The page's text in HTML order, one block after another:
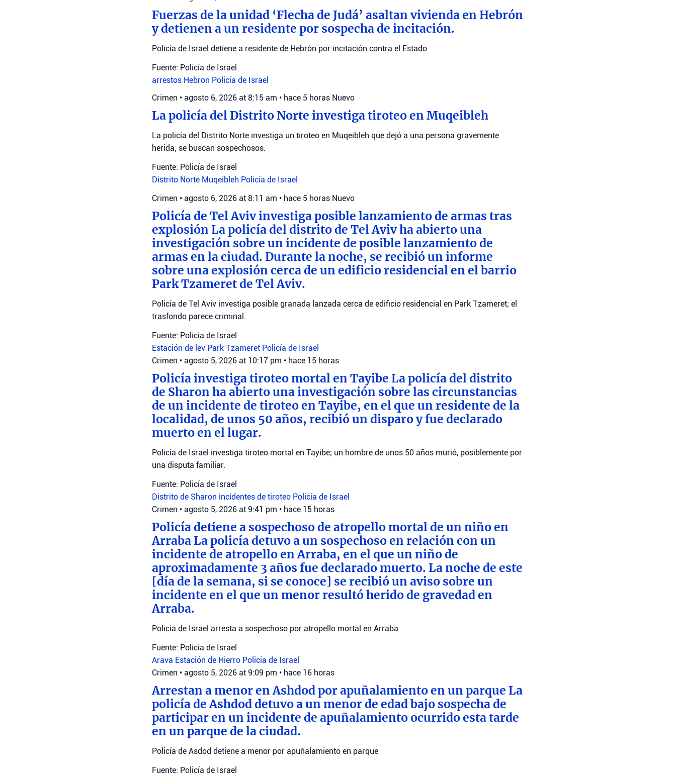
Fuerzas de la unidad ‘Flecha de Judá’ asaltan vivienda en Hebrón
y detienen a un residente por sospecha de incitación.
Policía de Israel detiene a residente de Hebrón por incitación contra el Estado
Fuente: Policía de Israel
arrestos Hebron Policía de Israel
Crimen • agosto 6, 2026 at 8:15 am • hace 5 horas Nuevo
La policía del Distrito Norte investiga tiroteo en Muqeibleh
La policía del Distrito Norte investiga un tiroteo en Muqeibleh que dejó a una persona gravemente
herida; se buscan sospechosos.
Fuente: Policía de Israel
Distrito Norte Muqeibleh Policía de Israel
Crimen • agosto 6, 2026 at 8:11 am • hace 5 horas Nuevo
Policía de Tel Aviv investiga posible lanzamiento de armas tras
explosión La policía del distrito de Tel Aviv ha abierto una
investigación sobre un incidente de posible lanzamiento de
armas en la ciudad. Durante la noche, se recibió un informe
sobre una explosión cerca de un edificio residencial en el barrio
Park Tzameret de Tel Aviv.
Policía de Tel Aviv investiga posible granada lanzada cerca de edificio residencial en Park Tzameret; el
trasfondo parece criminal.
Fuente: Policía de Israel
Estación de lev Park Tzameret Policía de Israel
Crimen • agosto 5, 2026 at 10:17 pm • hace 15 horas
Policía investiga tiroteo mortal en Tayibe La policía del distrito
de Sharon ha abierto una investigación sobre las circunstancias
de un incidente de tiroteo en Tayibe, en el que un residente de la
localidad, de unos 50 años, recibió un disparo y fue declarado
muerto en el lugar.
Policía de Israel investiga tiroteo mortal en Tayibe; un hombre de unos 50 años murió, posiblemente por
una disputa familiar.
Fuente: Policía de Israel
Distrito de Sharon incidentes de tiroteo Policía de Israel
Crimen • agosto 5, 2026 at 9:41 pm • hace 15 horas
Policía detiene a sospechoso de atropello mortal de un niño en
Arraba La policía detuvo a un sospechoso en relación con un
incidente de atropello en Arraba, en el que un niño de
aproximadamente 3 años fue declarado muerto. La noche de este
[día de la semana, si se conoce] se recibió un aviso sobre un
incidente en el que un menor resultó herido de gravedad en
Arraba.
Policía de Israel arresta a sospechoso por atropello mortal en Arraba
Fuente: Policía de Israel
Arava Estación de Hierro Policía de Israel
Crimen • agosto 5, 2026 at 9:09 pm • hace 16 horas
Arrestan a menor en Ashdod por apuñalamiento en un parque La
policía de Ashdod detuvo a un menor de edad bajo sospecha de
participar en un incidente de apuñalamiento ocurrido esta tarde
en un parque de la ciudad.
Policía de Asdod detiene a menor por apuñalamiento en parque
Fuente: Policía de Israel